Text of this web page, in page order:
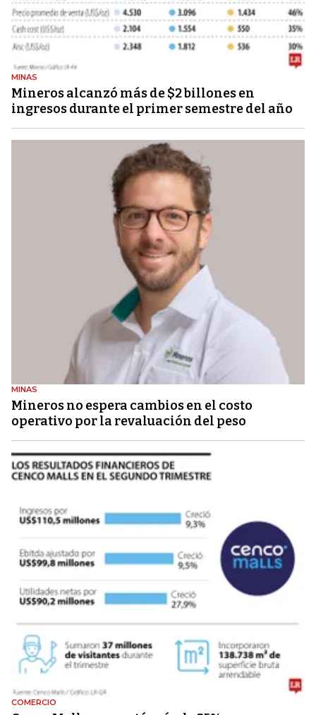
MINAS
Mineros alcanzó más de $2 billones en
ingresos durante el primer semestre del año
MINAS
Mineros no espera cambios en el costo
operativo por la revaluación del peso
COMERCIO